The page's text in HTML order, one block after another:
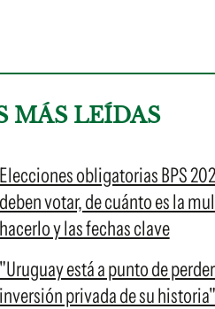
MÁS LEÍDAS
Elecciones obligatorias BPS
deben votar, de cuánto es la
hacerlo y las fechas clave
"Uruguay está a punto de
inversión privada de su